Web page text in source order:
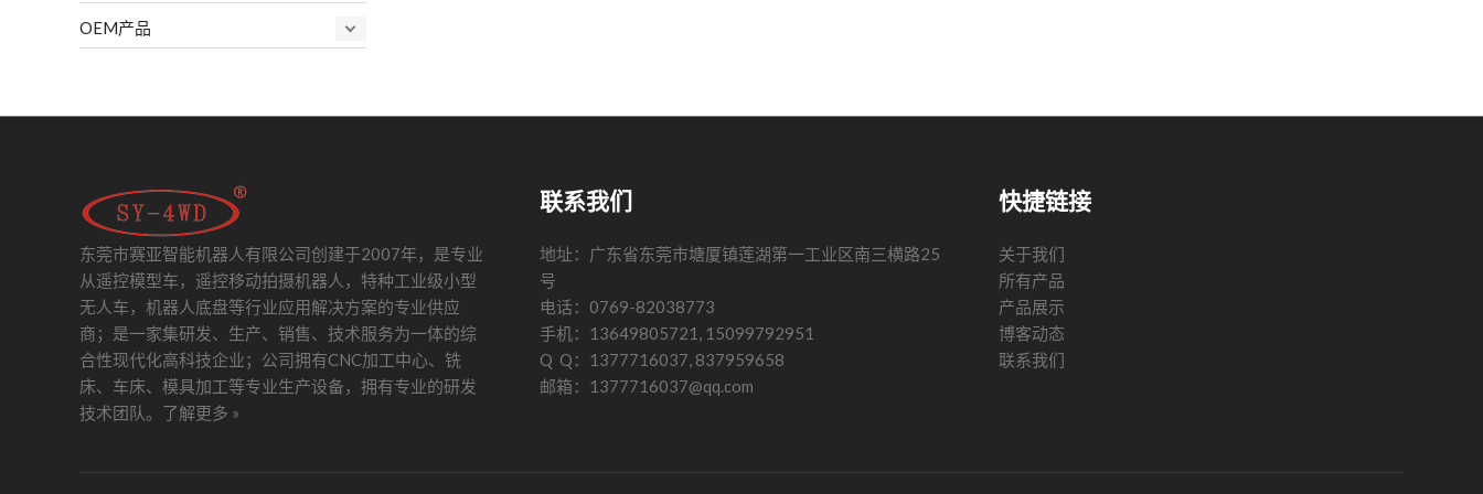
OEM产品
东莞市赛亚智能机器人有限公司创建于2007年，是专业
从遥控模型车，遥控移动拍摄机器人，特种工业级小型
无人车，机器人底盘等行业应用解决方案的专业供应
商；是一家集研发、生产、销售、技术服务为一体的综
合性现代化高科技企业；公司拥有CNC加工中心、铣
床、车床、模具加工等专业生产设备，拥有专业的研发
技术团队。 了解更多 »
联系我们
地址：广东省东莞市塘厦镇莲湖第一工业区南三横路25
号
电话：0769-82038773
手机：13649805721, 15099792951
Q Q：1377716037, 837959658
邮箱：1377716037@qq.com
快捷链接
关于我们
所有产品
产品展示
博客动态
联系我们